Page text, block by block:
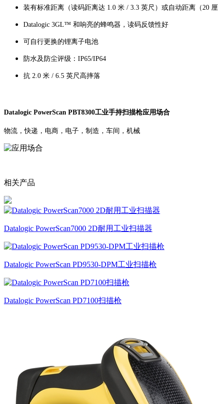
装有标准距离（读码距离达 1.0 米 / 3.3 英尺）或自动距离（20
Datalogic 3GL™ 和响亮的蜂鸣器，读码反馈性好
可自行更换的锂离子电池
防水及防尘评级：IP65/IP64
抗 2.0 米 / 6.5 英尺高摔落
Datalogic PowerScan PBT8300工业手持扫描枪应用场合
物流，快递，电商，电子，制造，车间，机械
相关产品
Datalogic PowerScan7000 2D耐用工业扫描器
Datalogic PowerScan PD9530-DPM工业扫描枪
Datalogic PowerScan PD7100扫描枪